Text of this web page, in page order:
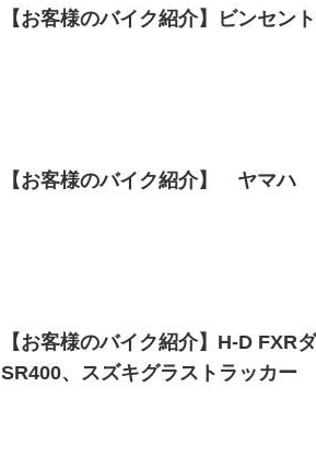
【お客様のバイク紹介】ビンセン
【お客様のバイク紹介】 ヤマハ
【お客様のバイク紹介】H-D FXR
SR400、スズキグラストラッカー